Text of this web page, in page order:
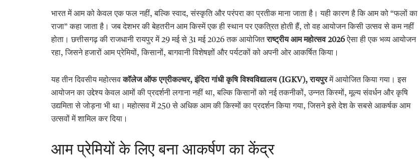
भारत में आम को केवल एक फल नहीं, बल्कि स्वाद, संस्कृति और परंपरा का प्रतीक माना जाता है। यही कारण है कि आम को “फलों का
राजा” कहा जाता है। जब देशभर की बेहतरीन आम किस्में एक ही स्थान पर एकत्रित होती हैं, तो वह आयोजन किसी उत्सव से कम नहीं
होता। छत्तीसगढ़ की राजधानी रायपुर में 29 मई से 31 मई 2026 तक आयोजितराष्ट्रीय आम महोत्सव 2026ऐसा ही एक भव्य आयोजन
रहा, जिसने हजारों आम प्रेमियों, किसानों, बागवानी विशेषज्ञों और पर्यटकों को अपनी ओर आकर्षित किया।
यह तीन दिवसीय महोत्सवकॉलेज ऑफ एग्रीकल्चर,इंदिरा गांधी कृषि विश्वविद्यालय (IGKV),रायपुरमें आयोजित किया गया। इस
आयोजन का उद्देश्य केवल आमों की प्रदर्शनी लगाना नहीं था, बल्कि किसानों को नई तकनीकों, उन्नत किस्मों, मूल्य संवर्धन और कृषि
उद्यमिता से जोड़ना भी था। महोत्सव में 250 से अधिक आम की किस्मों का प्रदर्शन किया गया, जिसने इसे देश के सबसे आकर्षक आम
उत्सवों में शामिल कर दिया।
आम प्रेमियों के लिए बना आकर्षण का केंद्र